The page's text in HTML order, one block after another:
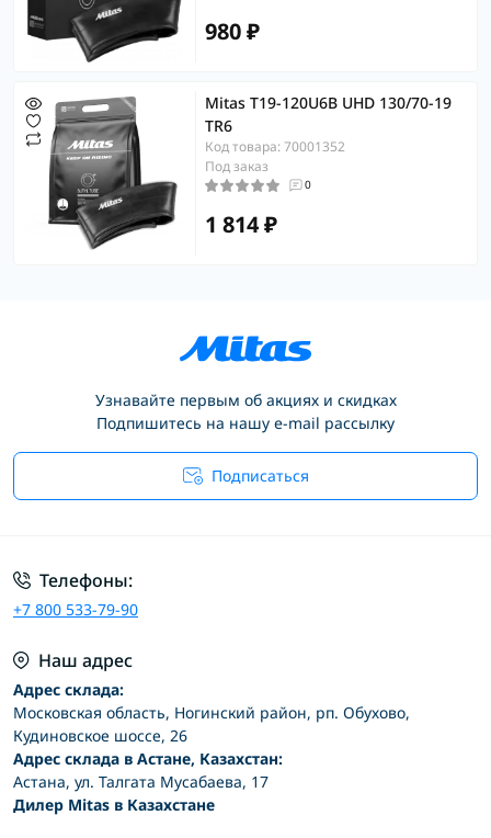
980 ₽
Mitas T19-120U6B UHD 130/70-19
TR6
Код товара: 70001352
Под заказ
0
1 814 ₽
Узнавайте первым об акциях и скидках
Подпишитесь на нашу e-mail рассылку
Подписаться
Телефоны:
+7 800 533-79-90
Наш адрес
Адрес склада:
Московская область, Ногинский район, рп. Обухово,
Кудиновское шоссе, 26
Адрес склада в Астане, Казахстан:
Астана, ул. Талгата Мусабаева, 17
Дилер Mitas в Казахстане